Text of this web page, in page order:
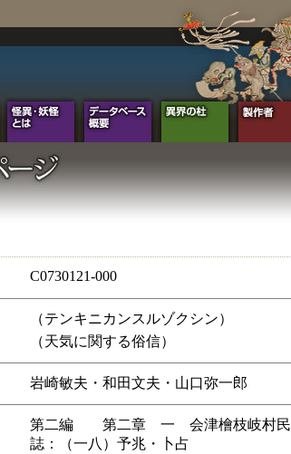
C0730121-000
（テンキニカンスルゾクシン）
（天気に関する俗信）
岩崎敏夫・和田文夫・山口弥一郎
第二編 第二章 一 会津檜枝岐村民
誌：（一八）予兆・卜占